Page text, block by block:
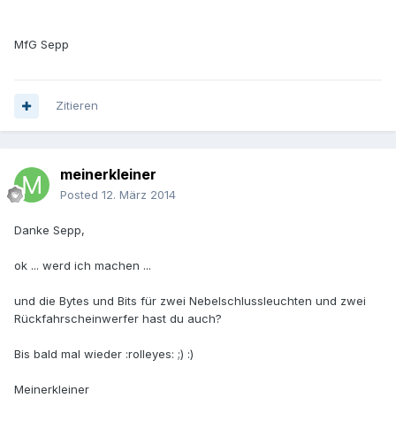
MfG Sepp
Zitieren
meinerkleiner
Posted 12. März 2014
Danke Sepp,
ok ... werd ich machen ...
und die Bytes und Bits für zwei Nebelschlussleuchten und zwei
Rückfahrscheinwerfer hast du auch?
Bis bald mal wieder :rolleyes: ;) :)
Meinerkleiner